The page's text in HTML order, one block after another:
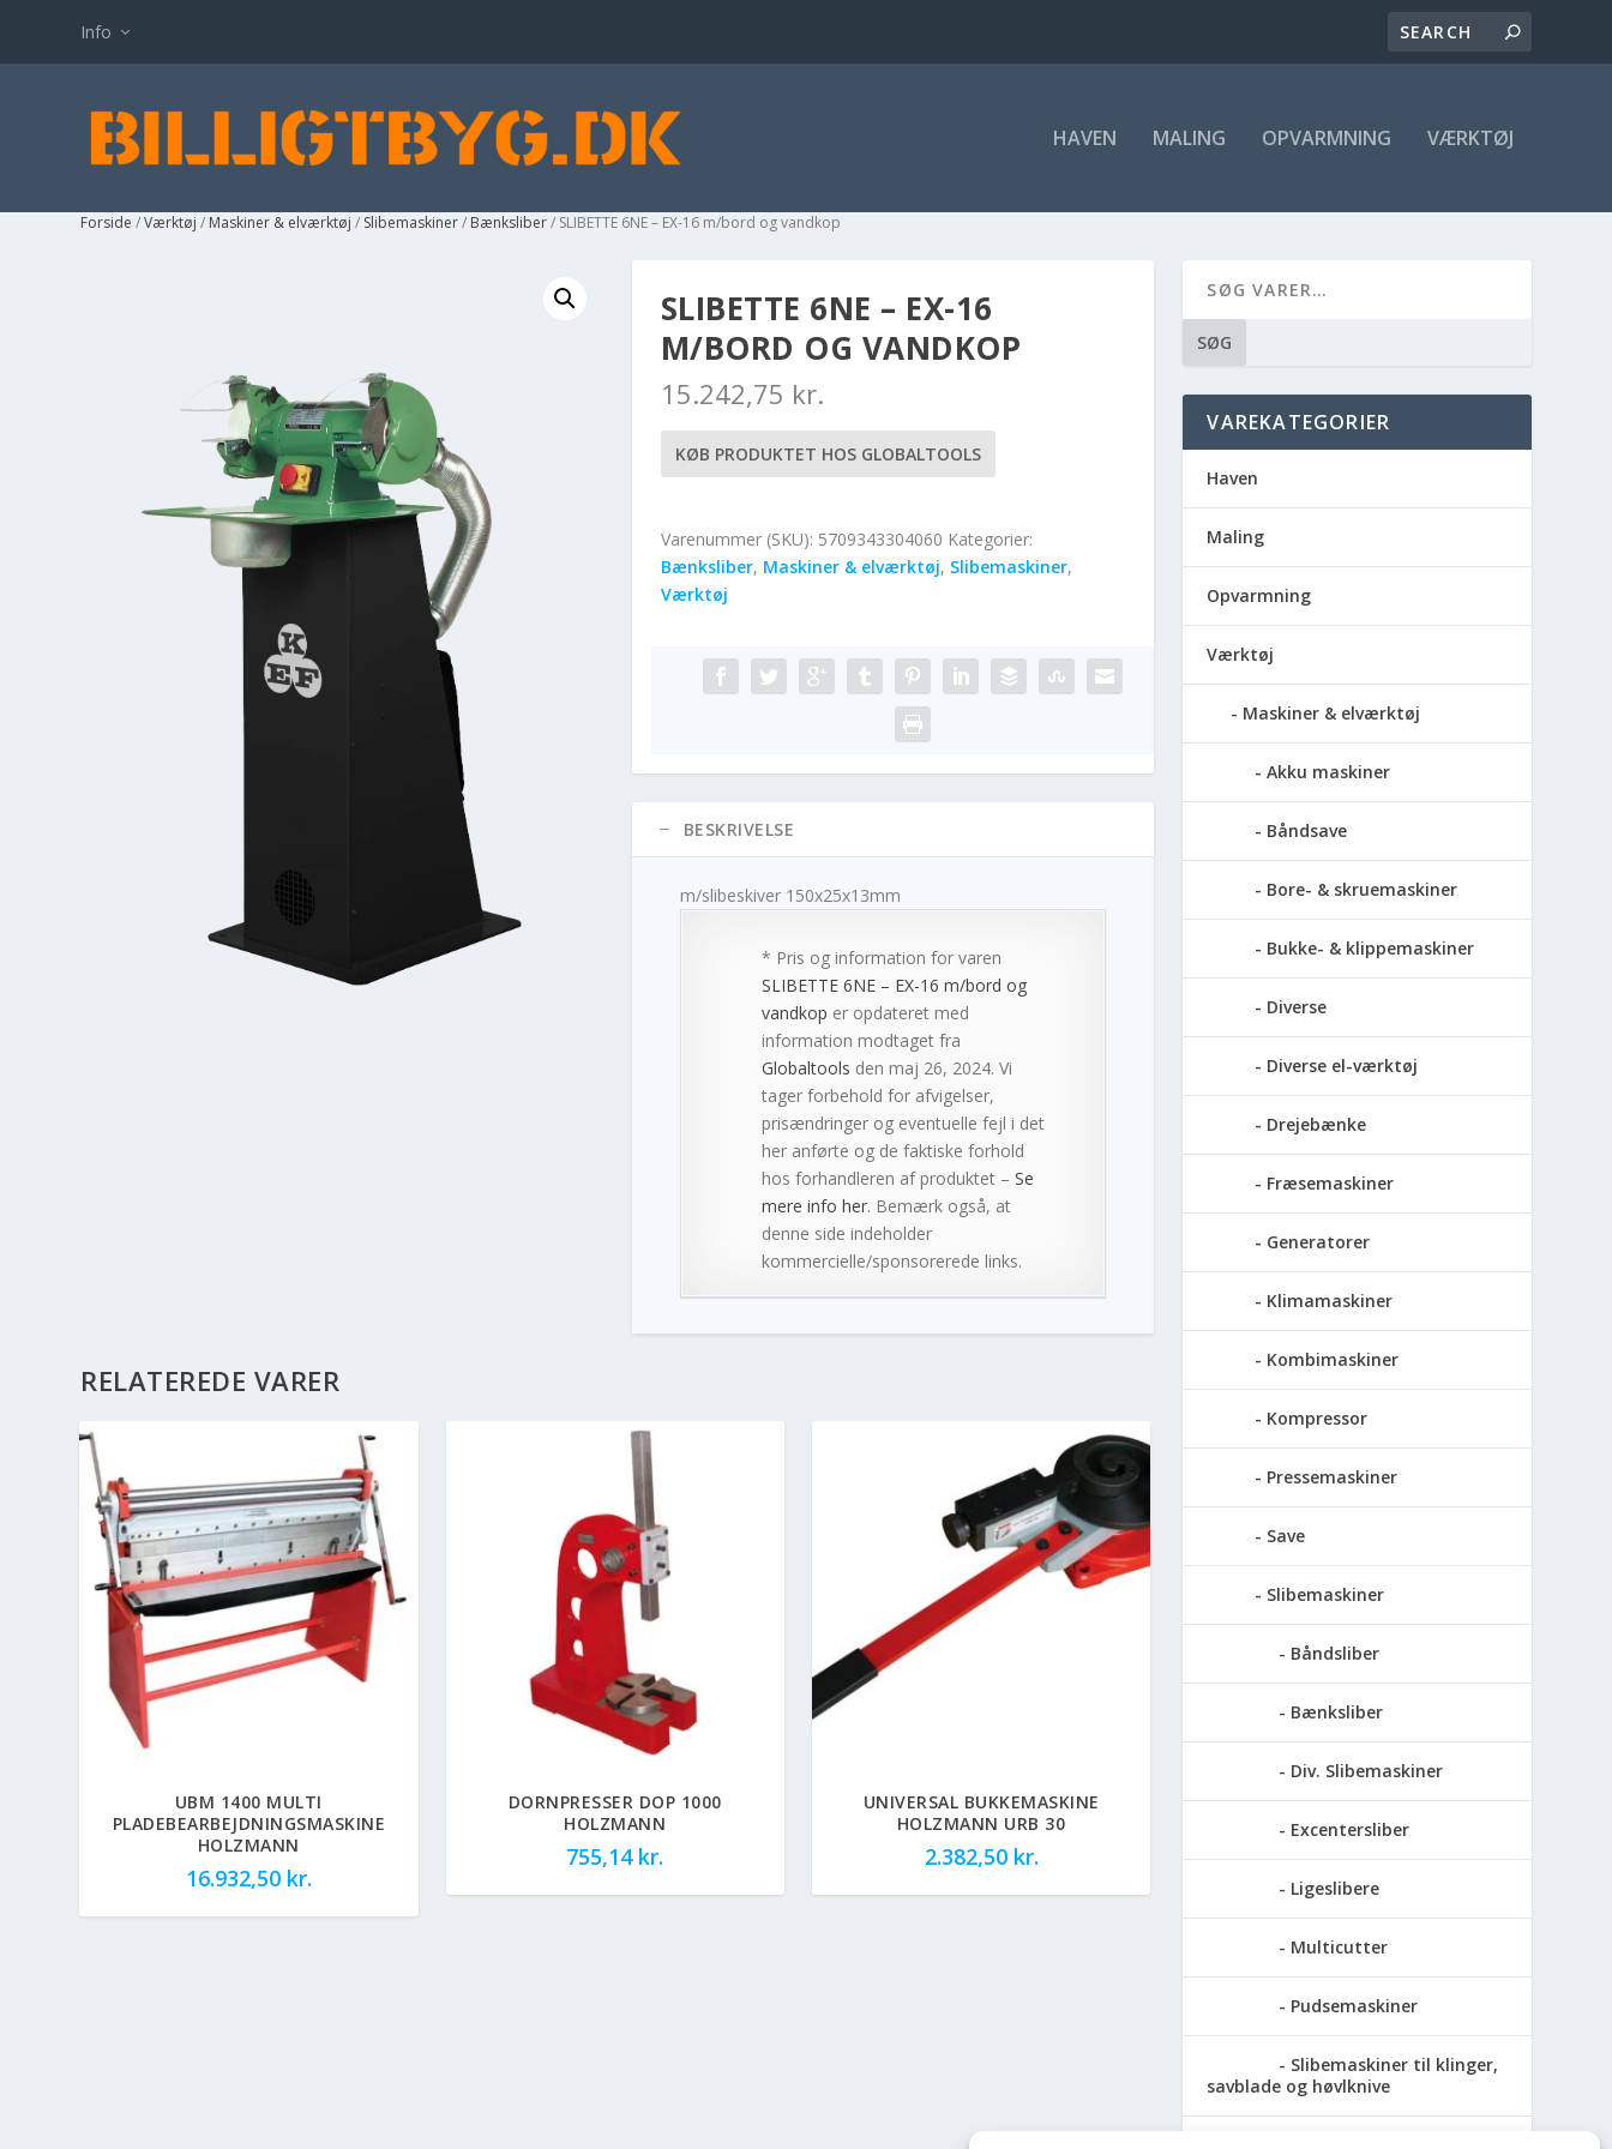
Info
HAVEN MALING OPVARMNING VÆRKTØJ
Forside /Værktøj / Maskiner & elværktøj / Slibemaskiner/ Bænksliber/ SLIBETTE 6NE – EX-16 m/bord og vandkop
SLIBETTE 6NE – EX-16
M/BORD OG VANDKOP
15.242,75 kr.
KØB PRODUKTET HOS GLOBALTOOLS
Varenummer (SKU): 5709343304060 Kategorier:
Bænksliber, Maskiner & elværktøj, Slibemaskiner,
Værktøj
BESKRIVELSE
m/slibeskiver 150x25x13mm
* Pris og information for varen
SLIBETTE 6NE – EX-16 m/bord og
vandkop er opdateret med
information modtaget fra
Globaltools den maj 26, 2024. Vi
tager forbehold for afvigelser,
prisændringer og eventuelle fejl i det
her anførte og de faktiske forhold
hos forhandleren af produktet – Se
mere info her. Bemærk også, at
denne side indeholder
kommercielle/sponsorerede links.
RELATEREDE VARER
UBM 1400 MULTI
PLADEBEARBEJDNINGSMASKINE
HOLZMANN
16.932,50 kr.
DORNPRESSER DOP 1000
HOLZMANN
755,14 kr.
UNIVERSAL BUKKEMASKINE
HOLZMANN URB 30
2.382,50 kr.
SØG
VAREKATEGORIER
Haven
Maling
Opvarmning
Værktøj
Maskiner & elværktøj
Akku maskiner
Båndsave
Bore- & skruemaskiner
Bukke- & klippemaskiner
Diverse
Diverse el-værktøj
Drejebænke
Fræsemaskiner
Generatorer
Klimamaskiner
Kombimaskiner
Kompressor
Pressemaskiner
Save
Slibemaskiner
Båndsliber
Bænksliber
Div. Slibemaskiner
Excentersliber
Ligeslibere
Multicutter
Pudsemaskiner
Slibemaskiner til klinger,
savblade og høvlknive